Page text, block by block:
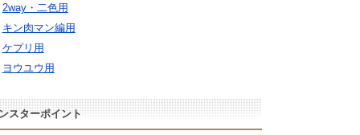
2way・二色用
キン肉マン編用
ケプリ用
ヨウユウ用
スターポイント